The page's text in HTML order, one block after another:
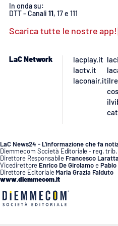
In onda su:
DTT - Canali 11, 17 e 111
Scarica tutte le nostre app!
LaC Network
lacplay.it
lactv.it
laconair.it
LaC News24 - L’informazione che fa
Diemmecom Società Editoriale - reg. trib.
Direttore Responsabile Francesco Laratta
Vicedirettore Enrico De Girolamoe
Direttore Editoriale Maria Grazia Falduto
www.diemmecom.it